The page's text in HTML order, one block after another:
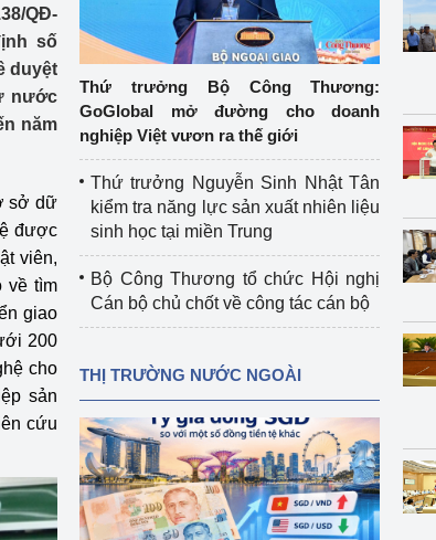
an toàn lao
quản lý của
đăng ký, hoạt
dụng cụ điện
có nguy
QĐ-
số
duyệt
nước
năm
sở dữ
được
viên,
về tìm
giao
200
cho
sản
cứu
Thứ trưởng Bộ Công Thương:
GoGlobal mở đường cho doanh
nghiệp Việt vươn ra thế giới
Thứ trưởng Nguyễn Sinh Nhật Tân
kiểm tra năng lực sản xuất nhiên liệu
sinh học tại miền Trung
Bộ Công Thương tổ chức Hội nghị
Cán bộ chủ chốt về công tác cán bộ
THỊ TRƯỜNG NƯỚC NGOÀI